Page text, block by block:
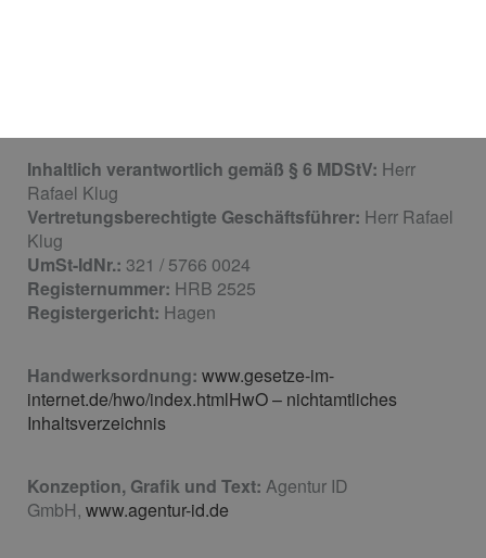
Inhaltlich verantwortlich gemäß § 6 MDStV: Herr
Rafael Klug
Vertretungsberechtigte Geschäftsführer: Herr Rafael
Klug
UmSt-IdNr.: 321 / 5766 0024
Registernummer: HRB 2525
Registergericht: Hagen
Handwerksordnung: www.gesetze-im-
internet.de/hwo/index.htmlHwO – nichtamtliches
Inhaltsverzeichnis
Konzeption, Grafik und Text: Agentur ID
GmbH, www.agentur-id.de